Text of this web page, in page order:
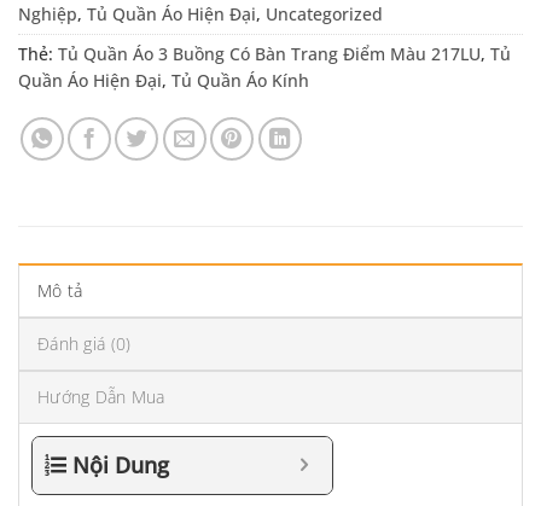
Nghiệp, Tủ Quần Áo Hiện Đại, Uncategorized
Thẻ: Tủ Quần Áo 3 Buồng Có Bàn Trang Điểm Màu 217LU, Tủ
Quần Áo Hiện Đại, Tủ Quần Áo Kính
Mô tả
Đánh giá (0)
Hướng Dẫn Mua
Nội Dung